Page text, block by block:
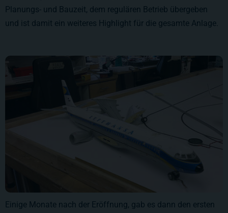
Planungs- und Bauzeit, dem regulären Betrieb übergeben
und ist damit ein weiteres Highlight für die gesamte Anlage.
Einige Monate nach der Eröffnung, gab es dann den ersten